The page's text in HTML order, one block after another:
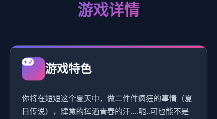
游戏详情
游戏特色
你将在短短这个夏天中，做二件件疯狂的事情（夏
日传说），肆意的挥洒青春的汗….呃..可也能不是